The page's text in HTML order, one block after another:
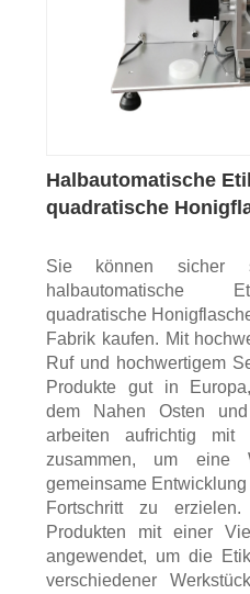
Halbautomatische
quadratische
Sie können
halbautomatische
quadratische
Fabrik kaufen. Mit
Ruf und hochwertigem
Produkte gut in
dem Nahen Osten
arbeiten aufrichtig mit
zusammen, um eine
gemeinsame
Fortschritt zu
Produkten mit einer
angewendet, um die
verschiedener